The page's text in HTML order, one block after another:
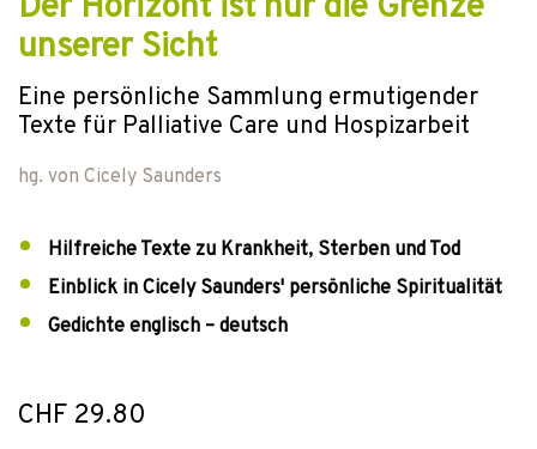
unserer Sicht
Eine persönliche Sammlung ermutigender
Texte für Palliative Care und Hospizarbeit
hg. von Cicely Saunders
Hilfreiche Texte zu Krankheit, Sterben und Tod
Einblick in Cicely Saunders' persönliche Spiritualität
Gedichte englisch – deutsch
CHF 29.80